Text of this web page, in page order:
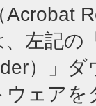
Acrobat
左記の
）」
ェア